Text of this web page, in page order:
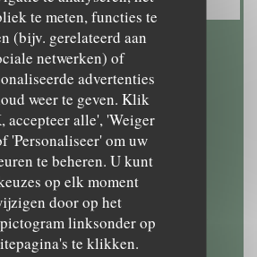
te meten, functies te
(bijv. gerelateerd aan
netwerken) of
advertenties
weer te geven. Klik
accepteer alle', 'Weiger
'Personaliseer' om uw
te beheren. U kunt
op elk moment
door op het
linksonder op
te klikken.
Maandag
- 14:30 • 18:45 - 22:30
Din-Vri